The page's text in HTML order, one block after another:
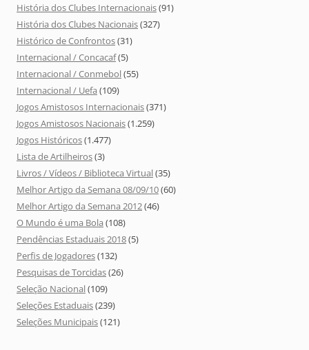
História dos Clubes Internacionais(91)
História dos Clubes Nacionais(327)
Histórico de Confrontos(31)
Internacional / Concacaf(5)
Internacional / Conmebol(55)
Internacional / Uefa (109)
Jogos Amistosos Internacionais(371)
Jogos Amistosos Nacionais(1.259)
Jogos Históricos(1.477)
Lista de Artilheiros(3)
Livros / Vídeos / Biblioteca Virtual(35)
Melhor Artigo da Semana 08/09/10(60)
Melhor Artigo da Semana 2012(46)
O Mundo é uma Bola (108)
Pendências Estaduais 2018(5)
Perfis de Jogadores(132)
Pesquisas de Torcidas(26)
Seleção Nacional(109)
Seleções Estaduais(239)
Seleções Municipais(121)